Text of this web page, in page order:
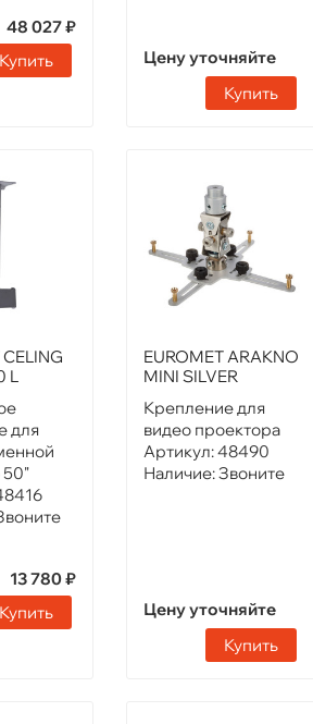
48 027 ₽
Купить
Цену уточняйте
Купить
L
для
50"
13 780 ₽
Купить
EUROMET ARAKNO
MINI SILVER
Крепление для
видео проектора
Артикул:48490
Наличие:Звоните
Цену уточняйте
Купить